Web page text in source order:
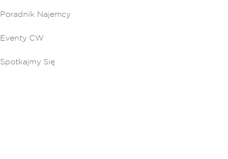
Poradnik Najemcy
Eventy CW
Spotkajmy Się